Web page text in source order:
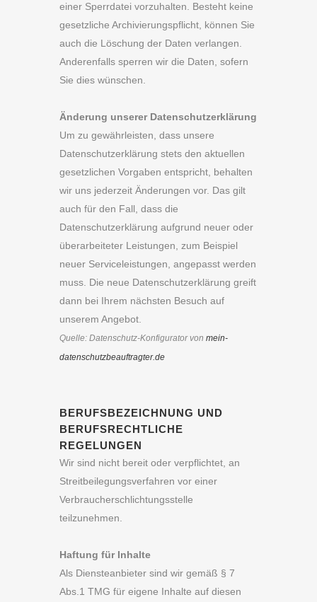
einer Sperrdatei vorzuhalten. Besteht keine
gesetzliche Archivierungspflicht, können Sie
auch die Löschung der Daten verlangen.
Anderenfalls sperren wir die Daten, sofern
Sie dies wünschen.
Änderung unserer Datenschutzerklärung
Um zu gewährleisten, dass unsere
Datenschutzerklärung stets den aktuellen
gesetzlichen Vorgaben entspricht, behalten
wir uns jederzeit Änderungen vor. Das gilt
auch für den Fall, dass die
Datenschutzerklärung aufgrund neuer oder
überarbeiteter Leistungen, zum Beispiel
neuer Serviceleistungen, angepasst werden
muss. Die neue Datenschutzerklärung greift
dann bei Ihrem nächsten Besuch auf
unserem Angebot.
Quelle: Datenschutz-Konfigurator von mein-
datenschutzbeauftragter.de
BERUFSBEZEICHNUNG UND
BERUFSRECHTLICHE
REGELUNGEN
Wir sind nicht bereit oder verpflichtet, an
Streitbeilegungsverfahren vor einer
Verbraucherschlichtungsstelle
teilzunehmen.
Haftung für Inhalte
Als Diensteanbieter sind wir gemäß § 7
Abs.1 TMG für eigene Inhalte auf diesen